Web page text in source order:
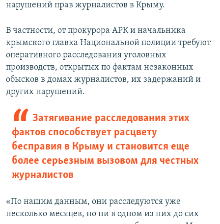
нарушений прав журналистов в Крыму.
В частности, от прокурора АРК и начальника
крымского главка Национальной полиции требуют
оперативного расследования уголовных
производств, открытых по фактам незаконных
обысков в домах журналистов, их задержаний и
других нарушений.
Затягивание расследования этих
фактов способствует расцвету
бесправия в Крыму и становится еще
более серьезным вызовом для честных
журналистов
«По нашим данным, они расследуются уже
несколько месяцев, но ни в одном из них до сих